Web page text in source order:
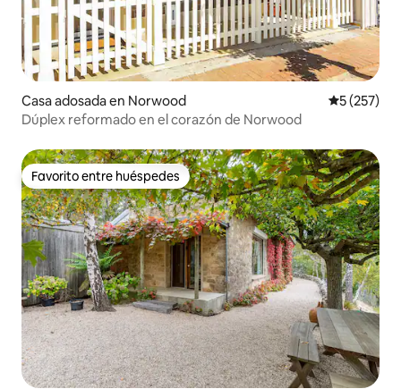
Casa adosada en Norwood
5 (257)
Dúplex reformado en el corazón de Norwood
Favorito entre huéspedes
Favorito entre huéspedes